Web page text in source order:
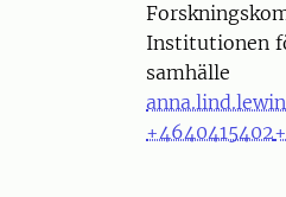
Institutionen
samhälle
+4640415402